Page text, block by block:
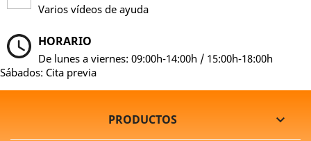
Varios vídeos de ayuda
HORARIO
De lunes a viernes: 09:00h-14:00h / 15:00h-18:00h
Sábados: Cita previa
PRODUCTOS 